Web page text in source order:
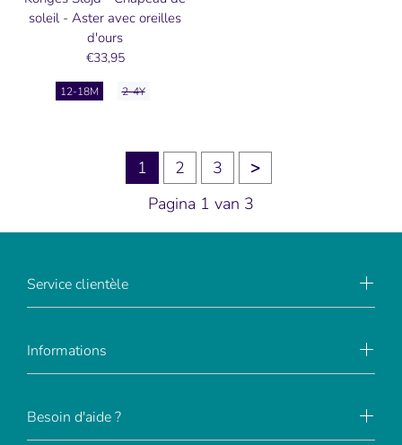
soleil - Aster avec oreilles
d'ours
€33,95
12-18M 2-4Y
1 2 3
>
Pagina 1 van 3
Service clientèle
Informations
Besoin d'aide ?